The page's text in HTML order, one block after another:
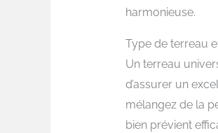
harmonieuse.
Type de terreau
Un terreau
d’assurer un
mélangez de la
bien prévient